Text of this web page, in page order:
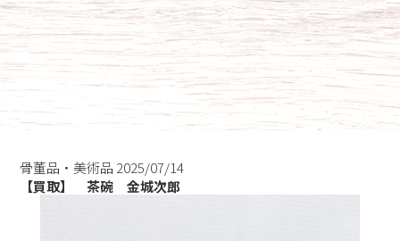
骨董品・美術品 2025/07/14
【買取】 茶碗 金城次郎